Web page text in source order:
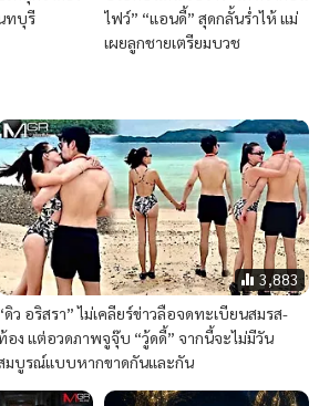
ทบุรี
ไฟว์” “แอนดี้” สุดกลั้นร่ำไห้ แม่
เผยลูกชายเตรียมบวช
3,883
ดิว อริสรา” ไม่เคลียร์ข่าวลือจดทะเบียนสมรส-
อง แต่อวดภาพจูจุ๊บ “วู้ดดี้” จากนี้จะไม่มีวัน
มบูรณ์แบบหากขาดกันและกัน